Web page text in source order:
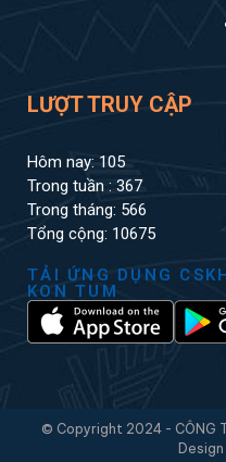
LƯỢT TRUY CẬP
Hôm nay: 105
Trong tuần : 367
Trong tháng: 566
Tổng cộng: 10675
TẢI ỨNG DỤNG
KON TUM
© Copyright 2024 - CÔNG
Design